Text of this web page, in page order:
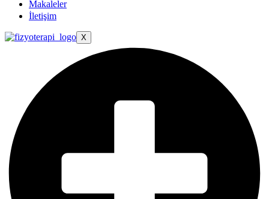
Makaleler
İletişim
X